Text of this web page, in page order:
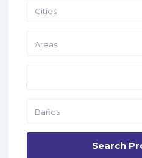
Cities
Areas
Baños